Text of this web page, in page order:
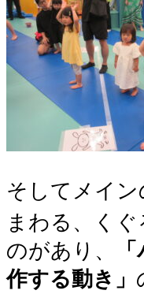
そしてメイン
まわる、く
のがあり、
作する動き」